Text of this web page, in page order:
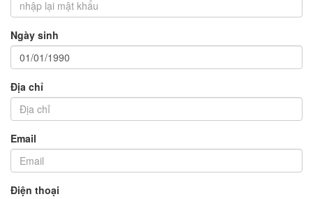
Ngày sinh
Địa chỉ
Email
Điện thoại